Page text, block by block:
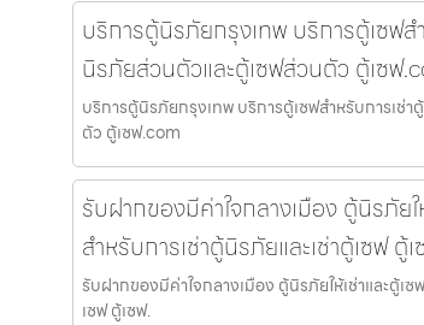
บริการตู้นิรภัยกรุงเทพ บริการตู้เซฟส
นิรภัยส่วนตัวและตู้เซฟส่วนตัว ตู้เซฟ
บริการตู้นิรภัยกรุงเทพ บริการตู้เซฟสำหรับการเช่
ตัว ตู้เซฟ.com
รับฝากของมีค่าใจกลางเมือง ตู้นิรภัย
สำหรับการเช่าตู้นิรภัยและเช่าตู้เซฟ ตู้
รับฝากของมีค่าใจกลางเมือง ตู้นิรภัยให้เช่าและตู้เ
เซฟ ตู้เซฟ.